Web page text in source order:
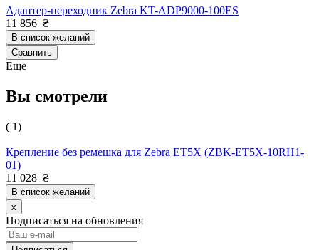
Адаптер-переходник Zebra KT-ADP9000-100ES
11 856 ₴
В список желаний
Сравнить
Еще
Вы смотрели
( 1)
Крепление без ремешка для Zebra ET5X (ZBK-ET5X-10RH1-
01)
11 028 ₴
В список желаний
x
Подписаться на обновления